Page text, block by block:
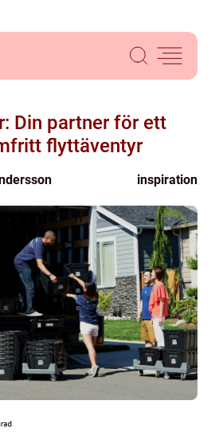
Din partner för ett
flyttäventyr
inspiration